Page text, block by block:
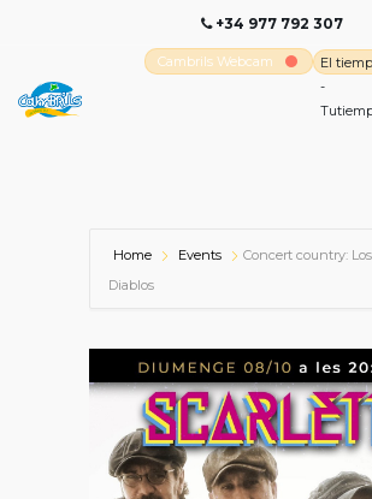
+34 977 792 307
Cambrils Webcam
El
-
Home Events
Concert country:
Diablos